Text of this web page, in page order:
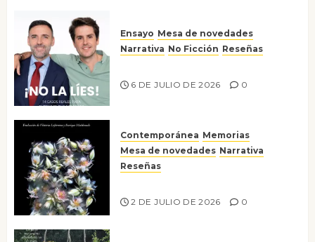
Ensayo Mesa de novedades
Narrativa No Ficción Reseñas
6 DE JULIO DE 2026 0
Contemporánea Memorias
Mesa de novedades Narrativa
Reseñas
2 DE JULIO DE 2026 0